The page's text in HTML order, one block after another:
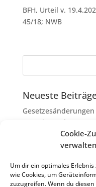
Cookie-
verwalten
Um dir ein optimales
wie Cookies, um
zuzugreifen. Wenn du
BFH, Urteil v.
45/18; NWB
Neueste
Grunderwerbsteuer
Erbschaftsteuer:
Umsatzsteuer-